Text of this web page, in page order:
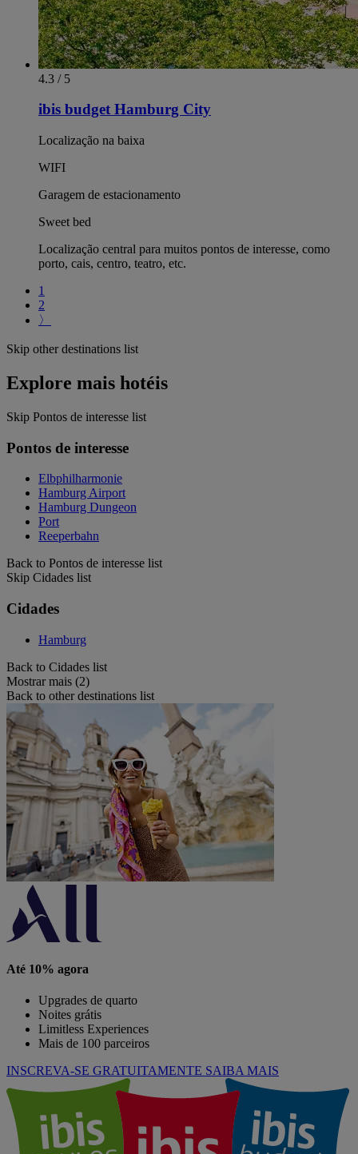
4.3 / 5
ibis budget Hamburg City
Localização na baixa
WIFI
Garagem de estacionamento
Sweet bed
Localização central para muitos pontos de interesse, como
porto, cais, centro, teatro, etc.
1
2
〉
Skip other destinations list
Explore mais hotéis
Skip Pontos de interesse list
Pontos de interesse
Elbphilharmonie
Hamburg Airport
Hamburg Dungeon
Port
Reeperbahn
Back to Pontos de interesse list
Skip Cidades list
Cidades
Hamburg
Back to Cidades list
Mostrar mais (2)
Back to other destinations list
Até 10% agora
Upgrades de quarto
Noites grátis
Limitless Experiences
Mais de 100 parceiros
INSCREVA-SE GRATUITAMENTE SAIBA MAIS